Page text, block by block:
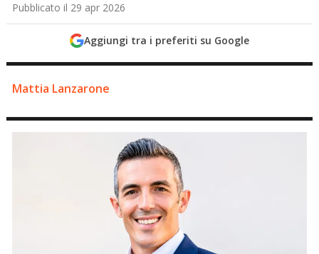
Pubblicato il 29 apr 2026
Aggiungi tra i preferiti su Google
Mattia Lanzarone